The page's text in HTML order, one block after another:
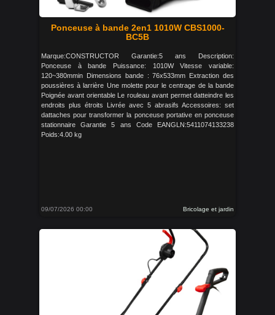
Ponceuse à bande 2en1 1010W CBS1000-
BC5B
Marque:CONSTRUCTOR Garantie:5 ans Description:
Ponceuse à bande Puissance: 1010W Vitesse variable:
120~380mmin Dimensions bande : 76x533mm Extraction des
poussières à larrière Une molette pour le centrage de la bande
Poignée avant orientable Le rouleau avant permet datteindre les
endroits plus étroits Livrée avec 5 abrasifs Accessoires: set
dattaches pour transformer la ponceuse portative en ponceuse
stationnaire Garantie 5 ans Code EANGLN:5411074133238
Poids:4.00 kg
09/07/2026 00:00 Bricolage et jardin